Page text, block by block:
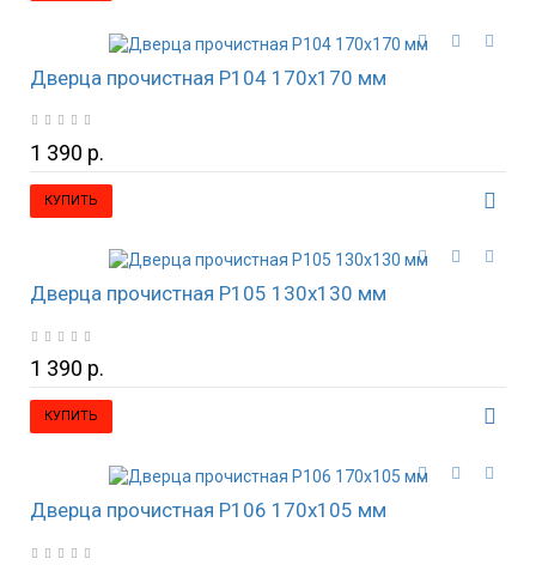
Дверца прочистная P104 170х170 мм
1 390 р.
КУПИТЬ
Дверца прочистная P105 130х130 мм
1 390 р.
КУПИТЬ
Дверца прочистная P106 170х105 мм